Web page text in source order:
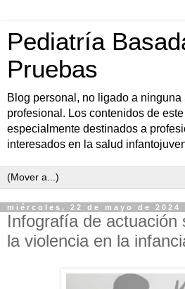
Pediatría
Pruebas
Blog personal, no ligado a
profesional. Los contenidos de
especialmente destinados a
interesados en la salud
miércoles, 22 de mayo de 2024
Infografía de actuación
la violencia en la